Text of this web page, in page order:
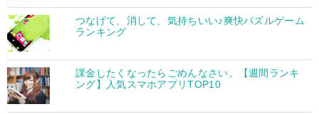
つなげて、消して、気持ちいい♪爽快パズルゲーム
ランキング
課金したくなったらごめんなさい。【週間ランキ
ング】人気スマホアプリTOP10